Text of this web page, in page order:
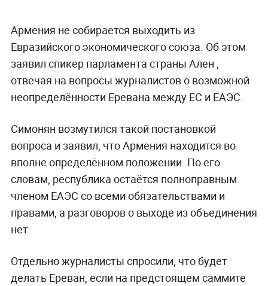
Армения не собирается выходить из
Евразийского экономического союза. Об этом
заявил спикер парламента страны Ален ,
отвечая на вопросы журналистов о возможной
неопределённости Еревана между ЕС и ЕАЭС.
Симонян возмутился такой постановкой
вопроса и заявил, что Армения находится во
вполне определённом положении. По его
словам, республика остаётся полноправным
членом ЕАЭС со всеми обязательствами и
правами, а разговоров о выходе из объединения
нет.
Отдельно журналисты спросили, что будет
делать Ереван, если на предстоящем саммите